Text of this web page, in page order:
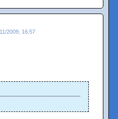
2009, 16:57